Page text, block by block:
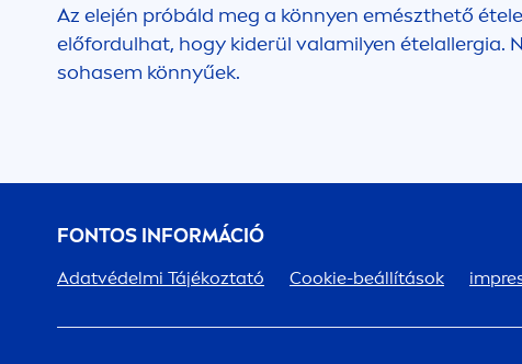
Az elején próbáld meg a könnyen emészthető
előfordulhat, hogy kiderül valamilyen ételallergia.
sohasem könnyűek.
FONTOS INFORMÁCIÓ
Adatvédelmi Tájékoztató Cookie-beállítások